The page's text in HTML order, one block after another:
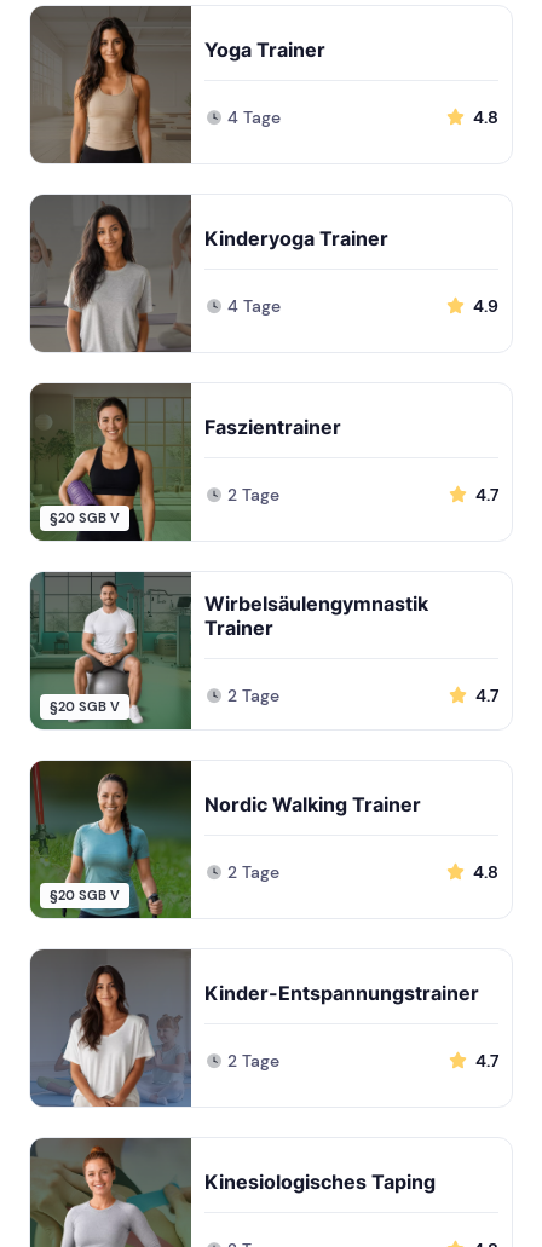
Yoga Trainer
4 Tage 4.8
Kinderyoga Trainer
4 Tage 4.9
§20 SGB V
Faszientrainer
2 Tage 4.7
§20 SGB V
Wirbelsäulengymnastik
Trainer
2 Tage 4.7
§20 SGB V
Nordic Walking Trainer
2 Tage 4.8
Kinder-Entspannungstrainer
2 Tage 4.7
Kinesiologisches Taping